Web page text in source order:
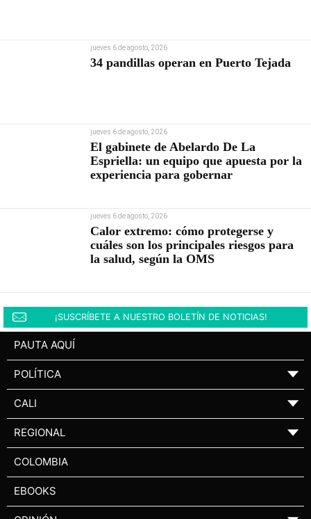
jueves 6 de agosto, 2026
34 pandillas operan en Puerto Tejada
jueves 6 de agosto, 2026
El gabinete de Abelardo De La
Espriella: un equipo que apuesta por la
experiencia para gobernar
jueves 6 de agosto, 2026
Calor extremo: cómo protegerse y
cuáles son los principales riesgos para
la salud, según la OMS
¡SUSCRÍBETE A NUESTRO BOLETÍN DE NOTICIAS!
PAUTA AQUÍ
POLÍTICA ▼
CALI ▼
REGIONAL ▼
COLOMBIA
EBOOKS